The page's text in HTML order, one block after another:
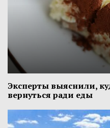
Эксперты выяснили,
вернуться ради еды